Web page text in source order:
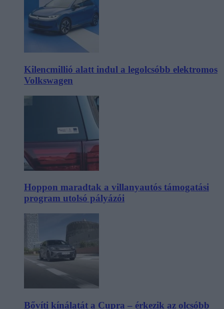
Kilencmillió alatt indul a legolcsóbb elektromos
Volkswagen
Hoppon maradtak a villanyautós támogatási
program utolsó pályázói
Bővíti kínálatát a Cupra – érkezik az olcsóbb